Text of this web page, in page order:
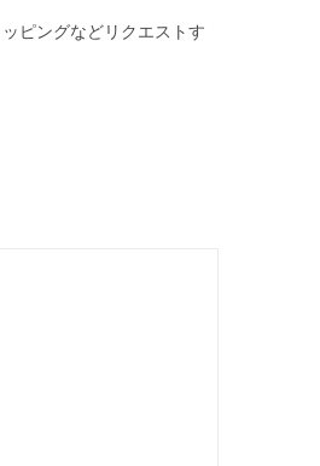
ピングなどリクエストす